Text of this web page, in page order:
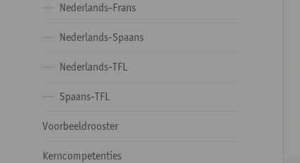
Nederlands-Frans
Nederlands-Spaans
Nederlands-TFL
Spaans-TFL
Voorbeeldrooster
Kerncompetenties